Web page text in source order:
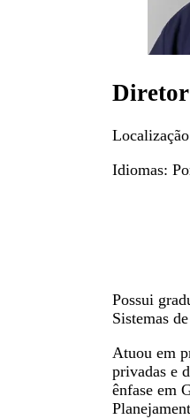
Diretor
Localização
Idiomas:
Possui
Sistemas
Atuou em
privadas e
ênfase em